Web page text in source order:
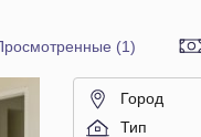
(1)
Город
Тип